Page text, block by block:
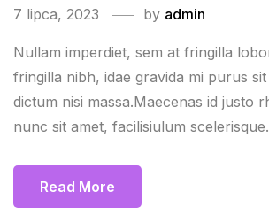
7 lipca, 2023 by admin
Nullam imperdiet, sem at fringilla
fringilla nibh, idae gravida mi purus
dictum nisi massa.Maecenas id justo
nunc sit amet, facilisiulum
Read More